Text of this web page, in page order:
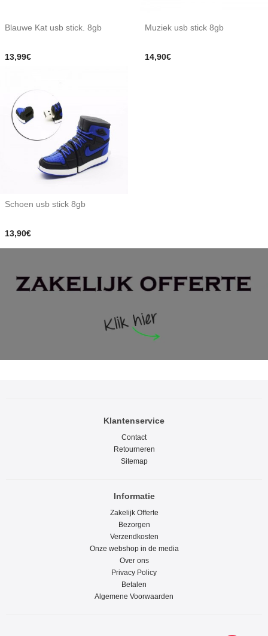
Blauwe Kat usb stick. 8gb
13,99€
Muziek usb stick 8gb
14,90€
Schoen usb stick 8gb
13,90€
Klantenservice
Contact
Retourneren
Sitemap
Informatie
Zakelijk Offerte
Bezorgen
Verzendkosten
Onze webshop in de media
Over ons
Privacy Policy
Betalen
Algemene Voorwaarden